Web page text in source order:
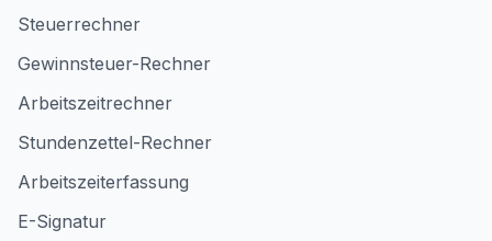
Steuerrechner
Gewinnsteuer-Rechner
Arbeitszeitrechner
Stundenzettel-Rechner
Arbeitszeiterfassung
E-Signatur